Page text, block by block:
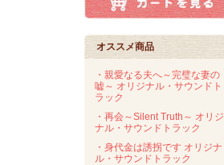
オススメ商品
・親愛なる夫へ～完璧な妻の
嘘～ オリジナル・サウンドト
ラック
・再会～Silent Truth～ オリジ
ナル・サウンドトラック
・身代金は誘拐です オリジナ
ル・サウンドトラック